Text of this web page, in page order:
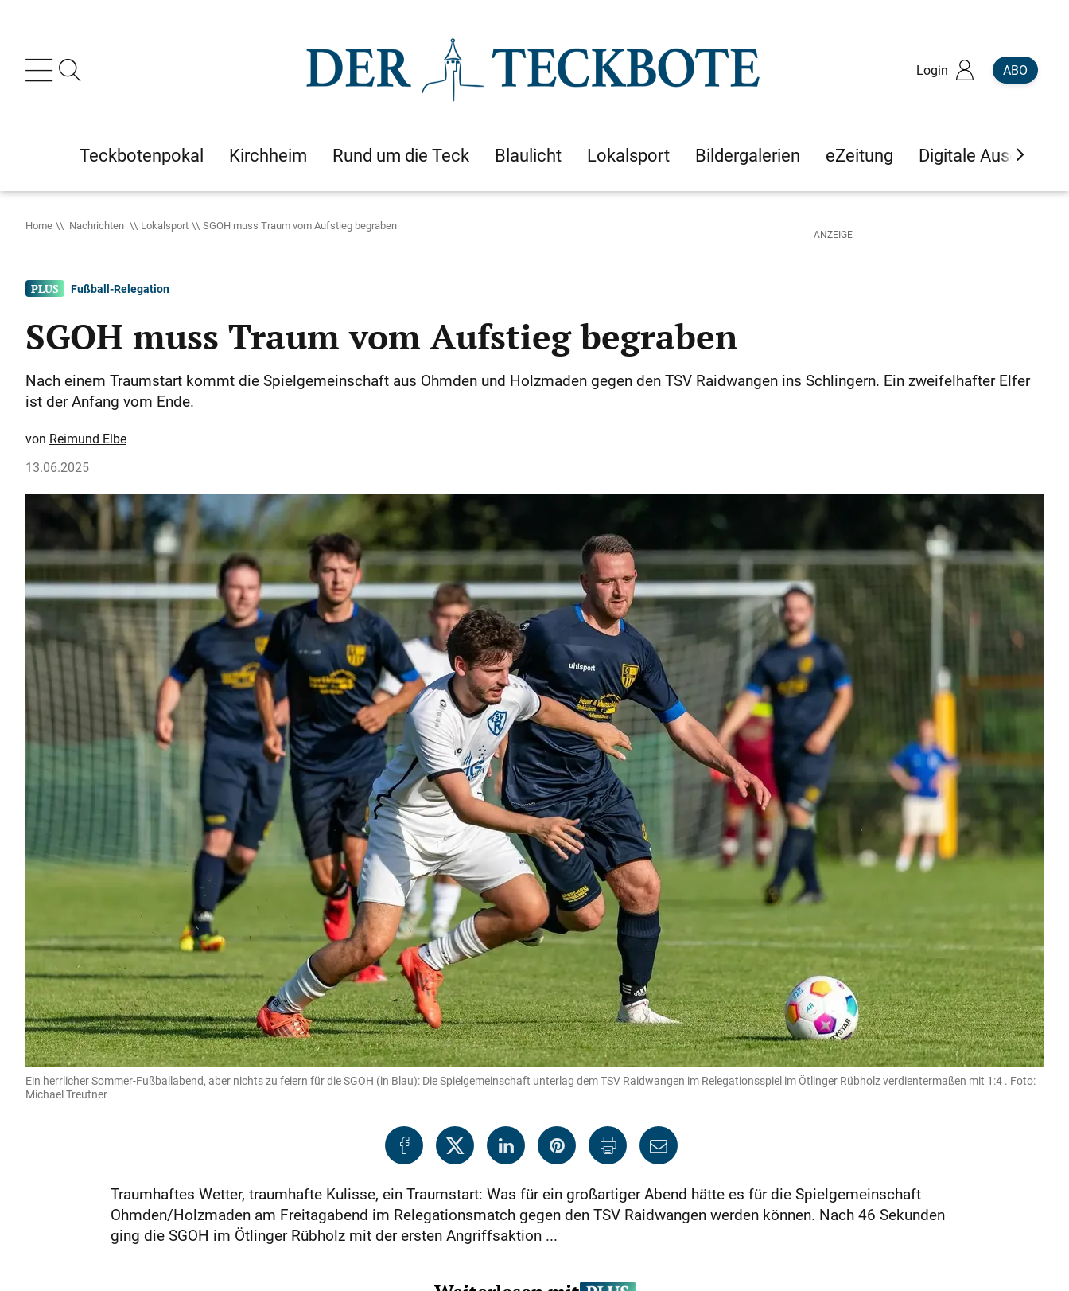
Login ABO
Teckbotenpokal Kirchheim Rund um die Teck Blaulicht Lokalsport Bildergalerien eZeitung Digitale Ausgaben
Home Nachrichten Lokalsport SGOH muss Traum vom Aufstieg begraben
Fußball-Relegation
SGOH muss Traum vom Aufstieg begraben
Nach einem Traumstart kommt die Spielgemeinschaft aus Ohmden und Holzmaden gegen den TSV Raidwangen ins Schlingern. Ein zweifelhafter Elfer
ist der Anfang vom Ende.
Reimund Elbe
13.06.2025
Ein herrlicher Sommer-Fußballabend, aber nichts zu feiern für die SGOH (in Blau): Die Spielgemeinschaft unterlag dem TSV Raidwangen im Relegationsspiel im Ötlinger Rübholz verdientermaßen mit 1:4 . Foto:
Michael Treutner
Traumhaftes Wetter, traumhafte Kulisse, ein Traumstart: Was für ein großartiger Abend hätte es für die Spielgemeinschaft
Ohmden/Holzmaden am Freitagabend im Relegationsmatch gegen den TSV Raidwangen werden können. Nach 46 Sekunden
ging die SGOH im Ötlinger Rübholz mit der ersten Angriffsaktion ...